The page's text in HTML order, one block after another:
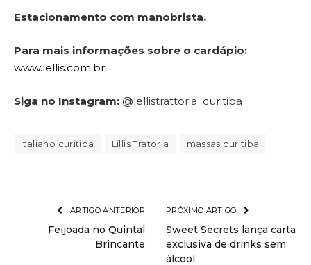
Estacionamento com manobrista.
Para mais informações sobre o cardápio:
www.lellis.com.br
Siga no Instagram: @lellistrattoria_curitiba
italiano curitiba Lillis Tratoria massas curitiba
ARTIGO ANTERIOR
Feijoada no Quintal
Brincante
PRÓXIMO ARTIGO
Sweet Secrets lança carta
exclusiva de drinks sem
álcool